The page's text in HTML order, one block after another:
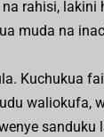
rahisi, lakini
muda na
Kuchukua
waliokufa,
sanduku